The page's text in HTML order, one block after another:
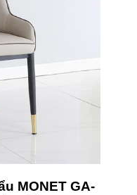
MONET GA-